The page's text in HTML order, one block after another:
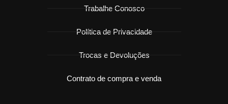
Trabalhe Conosco
Política de Privacidade
Trocas e Devoluções
Contrato de compra e venda